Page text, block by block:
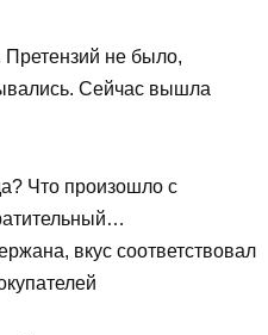
не было,
Сейчас вышла
Что произошло с
вкус соответствовал